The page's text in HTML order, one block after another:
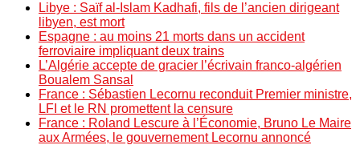
Libye : Saïf al-Islam Kadhafi, fils de l’ancien dirigeant
libyen, est mort
Espagne : au moins 21 morts dans un accident
ferroviaire impliquant deux trains
L’Algérie accepte de gracier l’écrivain franco-algérien
Boualem Sansal
France : Sébastien Lecornu reconduit Premier ministre,
LFI et le RN promettent la censure
France : Roland Lescure à l’Économie, Bruno Le Maire
aux Armées, le gouvernement Lecornu annoncé